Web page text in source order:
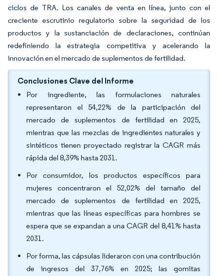
ciclos de TRA. Los canales de venta en línea, junto con el
creciente escrutinio regulatorio sobre la seguridad de los
productos y la sustanciación de declaraciones, continúan
redefiniendo la estrategia competitiva y acelerando la
innovación en el mercado de suplementos de fertilidad.
Conclusiones Clave del Informe
Por ingrediente, las formulaciones naturales
representaron el 54,22% de la participación del
mercado de suplementos de fertilidad en 2025,
mientras que las mezclas de ingredientes naturales y
sintéticos tienen proyectado registrar la CAGR más
rápida del 8,39% hasta 2031.
Por consumidor, los productos específicos para
mujeres concentraron el 52,02% del tamaño del
mercado de suplementos de fertilidad en 2025,
mientras que las líneas específicas para hombres se
espera que se expandan a una CAGR del 8,41% hasta
2031.
Por forma, las cápsulas lideraron con una contribución
de ingresos del 37,76% en 2025; las gomitas